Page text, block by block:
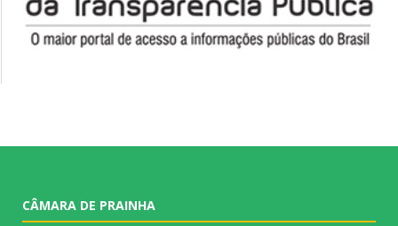
CÂMARA DE PRAINHA